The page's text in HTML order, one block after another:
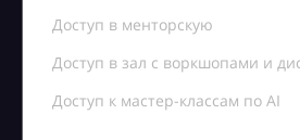
Доступ в менторскую
Доступ в зал с воркшопами и
Доступ к мастер-классам по AI